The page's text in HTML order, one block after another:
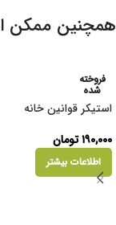
همچنین ممکن
فروخته
شده
استیکر قوانین خانه
۱۹۰,۰۰۰تومان
اطلاعات بیشتر